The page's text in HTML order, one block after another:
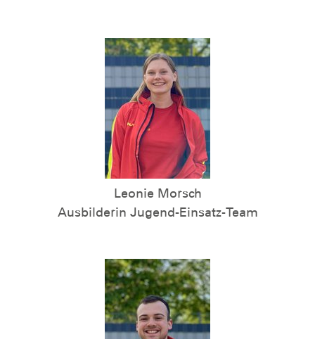
Leonie Morsch
Ausbilderin Jugend-Einsatz-Team